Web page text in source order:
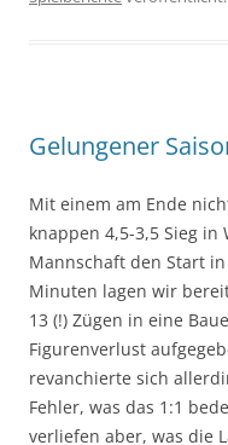
Gelungener
Mit einem am Ende
knappen 4,5-3,5 Sieg
Mannschaft den Start
Minuten lagen wir
13 (!) Zügen in eine
Figurenverlust
revanchierte sich
Fehler, was das 1:1
verliefen aber, was die